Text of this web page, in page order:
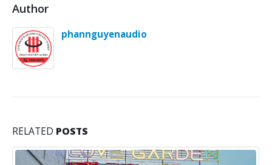
Author
phannguyenaudio
RELATED POSTS